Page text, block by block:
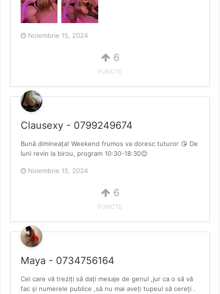
Noiembrie 15, 2024
6
PUNCTE
Clausexy - 0799249674
Bună dimineața! Weekend frumos va doresc tuturor 😘 De
luni revin la birou, program 10:30-18:30😊
Noiembrie 15, 2024
6
PUNCTE
Maya - 0734756164
Cei care vă treziți să dați mesaje de genul ,jur ca o să vă
fac și numerele publice ,să nu mai aveți tupeul să cereți .